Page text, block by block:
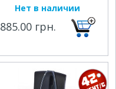
Нет в наличии
885.00 грн.